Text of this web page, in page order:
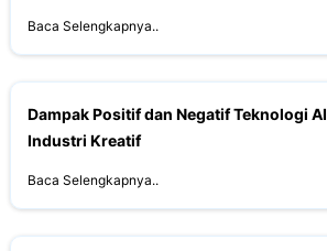
Baca Selengkapnya..
Dampak Positif dan Negatif Teknologi
Industri Kreatif
Baca Selengkapnya..